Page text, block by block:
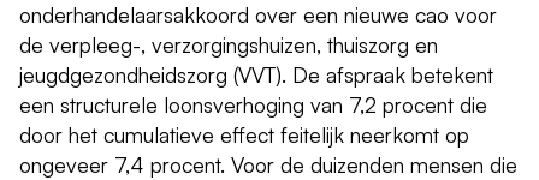
onderhandelaarsakkoord over een nieuwe cao voor
de verpleeg-, verzorgingshuizen, thuiszorg en
jeugdgezondheidszorg (VVT). De afspraak betekent
een structurele loonsverhoging van 7,2 procent die
door het cumulatieve effect feitelijk neerkomt op
ongeveer 7,4 procent. Voor de duizenden mensen die